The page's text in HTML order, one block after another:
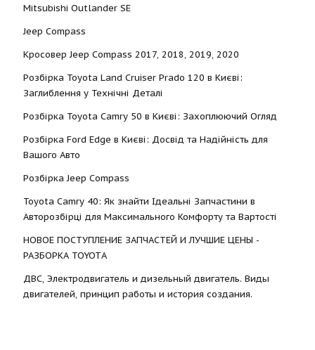
Mitsubishi Outlander SE
Jeep Compass
Кросовер Jeep Compass 2017, 2018, 2019, 2020
Розбірка Toyota Land Cruiser Prado 120 в Києві:
Заглиблення у Технічні Деталі
Розбірка Toyota Camry 50 в Києві: Захоплюючий Огляд
Розбірка Ford Edge в Києві: Досвід та Надійність для
Вашого Авто
Розбірка Jeep Compass
Toyota Camry 40: Як знайти Ідеальні Запчастини в
Авторозбірці для Максимального Комфорту та Вартості
НОВОЕ ПОСТУПЛЕНИЕ ЗАПЧАСТЕЙ И ЛУЧШИЕ ЦЕНЫ -
РАЗБОРКА TOYOTА
ДВС, Электродвигатель и дизельный двигатель. Виды
двигателей, принцип работы и история создания.